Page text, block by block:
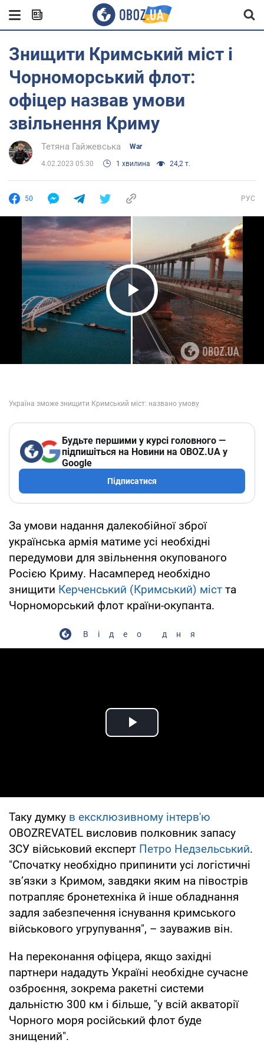
Знищити Кримський міст і
Чорноморський флот:
офіцер назвав умови
звільнення Криму
Тетяна Гайжевська War
4.02.2023 05:30 1 хвилина 24,2 т.
50 РУС
Play Video
Будьте першими у курсі головного —
підпишіться на Новини на OBOZ.UA у
Google
Підписатися
За умови надання далекобійної зброї
українська армія матиме усі необхідні
передумови для звільнення окупованого
Росією Криму. Насамперед необхідно
знищити Керченський (Кримський) міст та
Чорноморський флот країни-окупанта.
Відео дня
Play Video
Таку думку в ексклюзивному інтерв'ю
OBOZREVATEL висловив полковник запасу
ЗСУ військовий експерт Петро Недзельський.
"Спочатку необхідно припинити усі логістичні
зв’язки з Кримом, завдяки яким на півострів
потрапляє бронетехніка й інше обладнання
задля забезпечення існування кримського
військового угрупування", – зауважив він.
На переконання офіцера, якщо західні
партнери нададуть Україні необхідне сучасне
озброєння, зокрема ракетні системи
дальністю 300 км і більше, "у всій акваторії
Чорного моря російський флот буде
знищений".